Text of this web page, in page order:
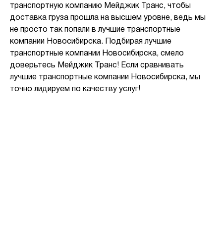
транспортную компанию Мейджик Транс, чтобы
доставка груза прошла на высшем уровне, ведь мы
не просто так попали в лучшие транспортные
компании Новосибирска. Подбирая лучшие
транспортные компании Новосибирска, смело
доверьтесь Мейджик Транс! Если сравнивать
лучшие транспортные компании Новосибирска, мы
точно лидируем по качеству услуг!